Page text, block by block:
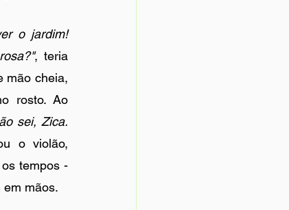
o jardim!
, teria
mão cheia,
rosto. Ao
sei, Zica.
o violão,
tempos -
em mãos.